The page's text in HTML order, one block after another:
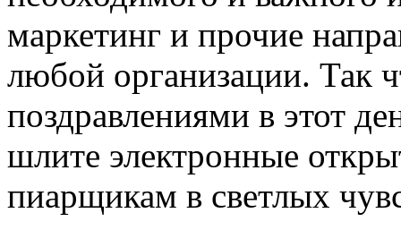
маркетинг и прочие
любой организации. Так
поздравлениями в этот
шлите электронные
пиарщикам в светлых